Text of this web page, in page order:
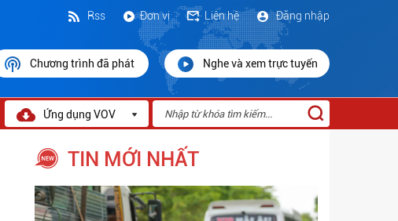
Đăng nhập
Liên hệ
Đơn vị
Rss
Chương trình đã phát Nghe và xem trực tuyến
Ứng dụng VOV
TIN MỚI NHẤT